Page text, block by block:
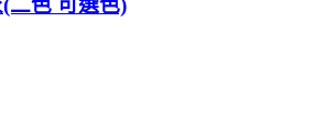
二色 可選色)